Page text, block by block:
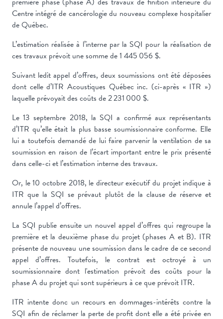
Centre intégré de cancérologie du nouveau complexe hospitalier
de Québec.
L’estimation réalisée à l’interne par la SQI pour la réalisation de
ces travaux prévoit une somme de 1 445 056 $.
Suivant ledit appel d’offres, deux soumissions ont été déposées
dont celle d’ITR Acoustiques Québec inc. (ci-après « ITR »)
laquelle prévoyait des coûts de 2 231 000 $.
Le 13 septembre 2018, la SQI a confirmé aux représentants
d’ITR qu’elle était la plus basse soumissionnaire conforme. Elle
lui a toutefois demandé de lui faire parvenir la ventilation de sa
soumission en raison de l’écart important entre le prix présenté
dans celle-ci et l’estimation interne des travaux.
Or, le 10 octobre 2018, le directeur exécutif du projet indique à
ITR que la SQI se prévaut plutôt de la clause de réserve et
annule l’appel d’offres.
La SQI publie ensuite un nouvel appel d’offres qui regroupe la
première et la deuxième phase du projet (phases A et B). ITR
présente de nouveau une soumission dans le cadre de ce second
appel d’offres. Toutefois, le contrat est octroyé à un
soumissionnaire dont l'estimation prévoit des coûts pour la
phase A du projet qui sont supérieurs à ce que prévoit ITR.
ITR intente donc un recours en dommages-intérêts contre la
SQI afin de réclamer la perte de profit dont elle a été privée en